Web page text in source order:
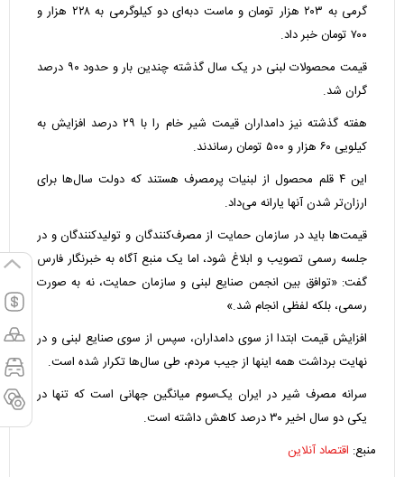
گرمی به ۲۰۳ هزار تومان و ماست دبه‌ای دو کیلوگرمی به ۲۲۸ هزار و
۷۰۰ تومان خبر داد.
قیمت محصولات لبنی در یک سال گذشته چندین بار و حدود ۹۰ درصد
گران شد.
هفته گذشته نیز دامداران قیمت شیر خام را با ۲۹ درصد افزایش به
کیلویی ۶۰ هزار و ۵۰۰ تومان رساندند.
این ۴ قلم محصول از لبنیات پرمصرف هستند که دولت سال‌ها برای
ارزان‌تر شدن آنها یارانه می‌داد.
قیمت‌ها باید در سازمان حمایت از مصرف‌کنندگان و تولیدکنندگان و در
جلسه رسمی تصویب و ابلاغ شود، اما یک منبع آگاه به خبرنگار فارس
گفت: «توافق بین انجمن صنایع لبنی و سازمان حمایت، نه به صورت
رسمی، بلکه لفظی انجام شد.»
افزایش قیمت ابتدا از سوی دامداران، سپس از سوی صنایع لبنی و در
نهایت برداشت همه اینها از جیب مردم، طی سال‌ها تکرار شده است.
سرانه مصرف شیر در ایران یک‌سوم میانگین جهانی است که تنها در
یکی دو سال اخیر ۳۰ درصد کاهش داشته است.
منبع: اقتصاد آنلاین